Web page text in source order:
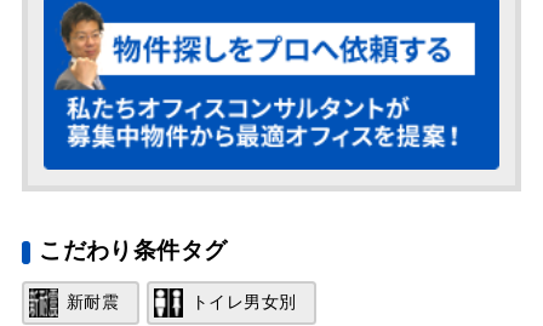
こだわり条件タグ
新耐震 トイレ男女別